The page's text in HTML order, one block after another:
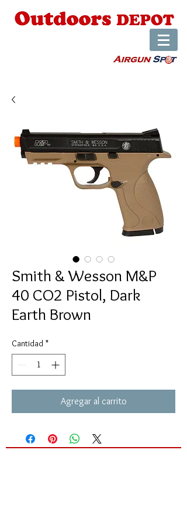
Smith & Wesson M&P
40 CO2 Pistol, Dark
Earth Brown
Cantidad *
Agregar al carrito